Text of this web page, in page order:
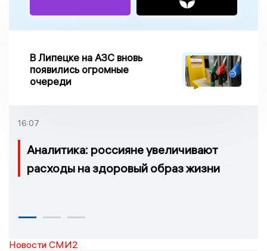
В Липецке на АЗС вновь
появились огромные
очереди
16:07
Аналитика: россияне увеличивают
расходы на здоровый образ жизни
Новости СМИ2